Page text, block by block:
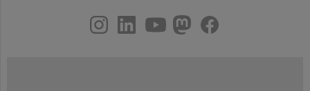
youtubehelmholtz.socialfacebook